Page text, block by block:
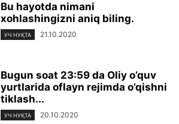
Bu hayotda nimani
xohlashingizni aniq biling.
УЧ НУҚТА 21.10.2020
Bugun soat 23:59 da Oliy o’quv
yurtlarida oflayn rejimda o’qishni
tiklash...
УЧ НУҚТА 20.10.2020